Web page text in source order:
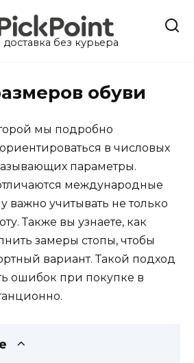
доставка без курьера
обуви
мы подробно
в числовых
параметры.
международные
важно учитывать не только
Также вы узнаете, как
замеры стопы, чтобы
вариант. Такой подход
ошибок при покупке в